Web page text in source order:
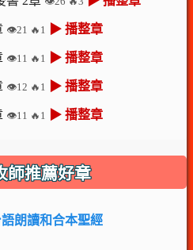
👁️21 🔥1 ▶ 播整章
👁️11 🔥1 ▶ 播整章
👁️12 🔥1 ▶ 播整章
👁️11 🔥1 ▶ 播整章
師推薦好章
朗讀和合本聖經